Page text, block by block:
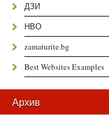
ДЗИ
НВО
zamaturite.bg
Best Websites Examples
Архив